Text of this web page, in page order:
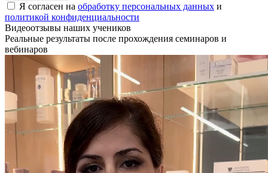
Я согласен на обработку персональных данных и
политикой конфиденциальности
Видеоотзывы наших учеников
Реальные результаты после прохождения семинаров и
вебинаров